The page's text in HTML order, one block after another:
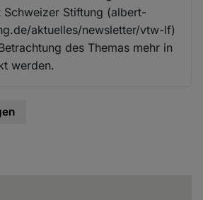
Stiftung (albert-
aktuelles/newsletter/vtw-lf)
des Themas mehr in
werden.